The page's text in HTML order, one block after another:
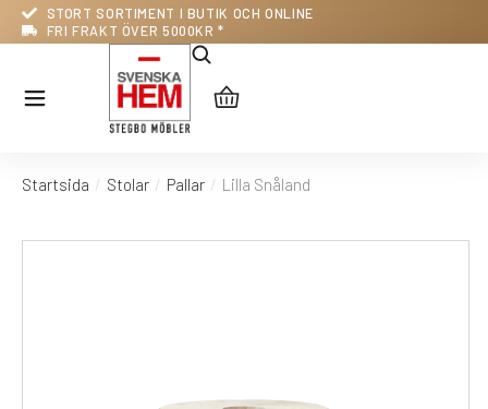
STORT SORTIMENT I BUTIK OCH ONLINE
FRI FRAKT ÖVER 5000KR *
Du är här:
Startsida Stolar Pallar Lilla Snåland